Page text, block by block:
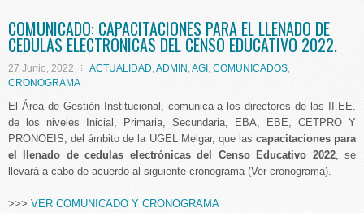
COMUNICADO: CAPACITACIONES PARA EL LLENADO DE
CEDULAS ELECTRÓNICAS DEL CENSO EDUCATIVO 2022.
27 Junio, 2022 ACTUALIDAD,ADMIN ,AGI , COMUNICADOS,
CRONOGRAMA
El Área de Gestión Institucional, comunica a los directores de las II.EE.
de los niveles Inicial, Primaria, Secundaria, EBA, EBE, CETPRO Y
PRONOEIS, del ámbito de la UGEL Melgar, que las capacitaciones para
el llenado de cedulas electrónicas del Censo Educativo 2022, se
llevará a cabo de acuerdo al siguiente cronograma (Ver cronograma).
>>> VER COMUNICADO Y CRONOGRAMA